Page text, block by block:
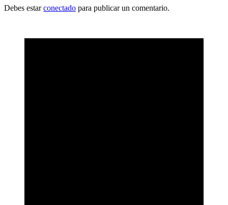
Debes estarconectado para publicar un comentario.